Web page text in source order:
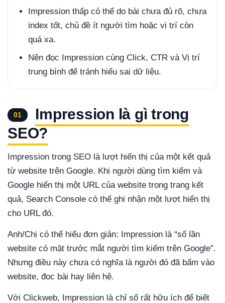
Impression thấp có thể do bài chưa đủ rõ, chưa
index tốt, chủ đề ít người tìm hoặc vị trí còn
quá xa.
Nên đọc Impression cùng Click, CTR và Vị trí
trung bình để tránh hiểu sai dữ liệu.
01
Impression là gì trong
SEO?
Impression trong SEO là lượt hiển thị của một kết quả
từ website trên Google. Khi người dùng tìm kiếm và
Google hiển thị một URL của website trong trang kết
quả, Search Console có thể ghi nhận một lượt hiển thị
cho URL đó.
Anh/Chị có thể hiểu đơn giản: Impression là “số lần
website có mặt trước mắt người tìm kiếm trên Google”.
Nhưng điều này chưa có nghĩa là người đó đã bấm vào
website, đọc bài hay liên hệ.
Với Clickweb, Impression là chỉ số rất hữu ích để biết